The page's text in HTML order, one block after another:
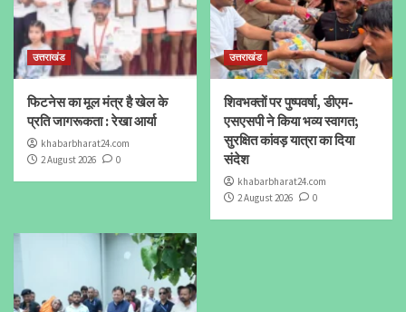
उत्तराखंड
फिटनेस का मूल मंत्र है खेल के
प्रति जागरूकता : रेखा आर्या
khabarbharat24.com
2 August 2026
0
उत्तराखंड
शिवभक्तों पर पुष्पवर्षा, डीएम-
एसएसपी ने किया भव्य स्वागत;
सुरक्षित कांवड़ यात्रा का दिया
संदेश
khabarbharat24.com
2 August 2026
0